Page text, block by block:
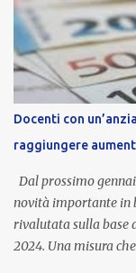
Docenti con
raggiungere
Dal prossimo
novità importante in
rivalutata sulla base
2024. Una misura